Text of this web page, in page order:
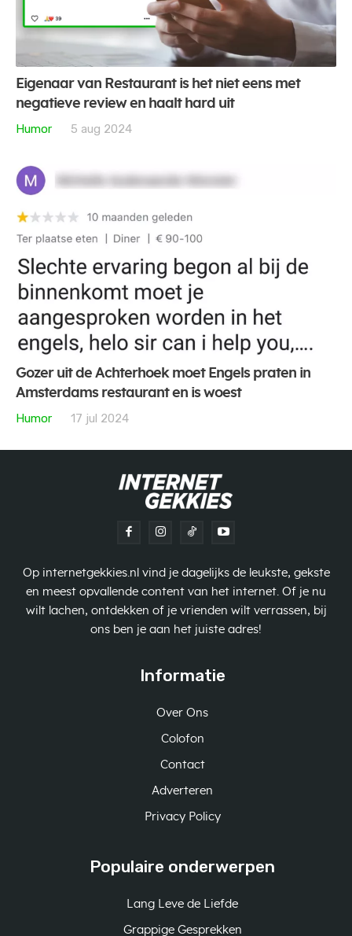
Eigenaar van Restaurant is het niet eens met
negatieve review en haalt hard uit
Humor
5 aug 2024
Gozer uit de Achterhoek moet Engels praten in
Amsterdams restaurant en is woest
Humor
17 jul 2024
Op internetgekkies.nl vind je dagelijks de leukste, gekste
en meest opvallende content van het internet. Of je nu
wilt lachen, ontdekken of je vrienden wilt verrassen, bij
ons ben je aan het juiste adres!
Informatie
Over Ons
Colofon
Contact
Adverteren
Privacy Policy
Populaire onderwerpen
Lang Leve de Liefde
Grappige Gesprekken